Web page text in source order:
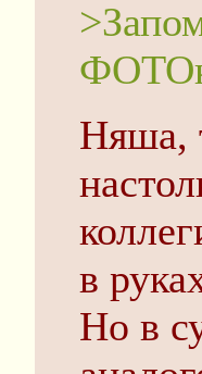
Няша,
в
Но в